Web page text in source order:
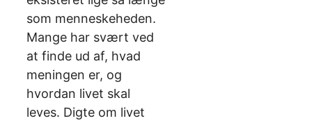
som menneskeheden.
Mange har svært ved
at finde ud af, hvad
meningen er, og
hvordan livet skal
leves. Digte om livet